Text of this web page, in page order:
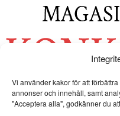
Vi använder kakor för att
annonser och innehåll, samt
"Acceptera alla", godkänner du